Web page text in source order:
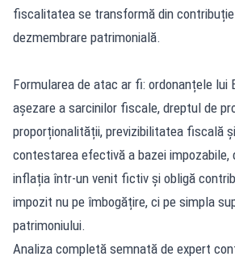
fiscalitatea se transformă din
dezmembrare patrimonială.
Formularea de atac ar fi: ordonanțele lui
așezare a sarcinilor fiscale, dreptul de
proporționalității, previzibilitatea fiscală
contestarea efectivă a bazei
inflația într-un venit fictiv și obligă
impozit nu pe îmbogățire, ci pe simpla
patrimoniului.
Analiza completă semnată de expert